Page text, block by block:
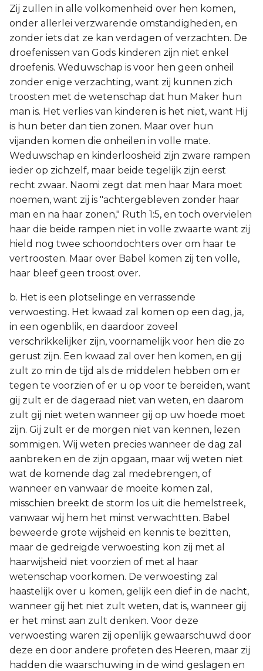
Zij zullen in alle volkomenheid over hen komen,
onder allerlei verzwarende omstandigheden, en
zonder iets dat ze kan verdagen of verzachten. De
droefenissen van Gods kinderen zijn niet enkel
droefenis. Weduwschap is voor hen geen onheil
zonder enige verzachting, want zij kunnen zich
troosten met de wetenschap dat hun Maker hun
man is. Het verlies van kinderen is het niet, want Hij
is hun beter dan tien zonen. Maar over hun
vijanden komen die onheilen in volle mate.
Weduwschap en kinderloosheid zijn zware rampen
ieder op zichzelf, maar beide tegelijk zijn eerst
recht zwaar. Naomi zegt dat men haar Mara moet
noemen, want zij is "achtergebleven zonder haar
man en na haar zonen," Ruth 1:5, en toch overvielen
haar die beide rampen niet in volle zwaarte want zij
hield nog twee schoondochters over om haar te
vertroosten. Maar over Babel komen zij ten volle,
haar bleef geen troost over.
b. Het is een plotselinge en verrassende
verwoesting. Het kwaad zal komen op een dag, ja,
in een ogenblik, en daardoor zoveel
verschrikkelijker zijn, voornamelijk voor hen die zo
gerust zijn. Een kwaad zal over hen komen, en gij
zult zo min de tijd als de middelen hebben om er
tegen te voorzien of er u op voor te bereiden, want
gij zult er de dageraad niet van weten, en daarom
zult gij niet weten wanneer gij op uw hoede moet
zijn. Gij zult er de morgen niet van kennen, lezen
sommigen. Wij weten precies wanneer de dag zal
aanbreken en de zijn opgaan, maar wij weten niet
wat de komende dag zal medebrengen, of
wanneer en vanwaar de moeite komen zal,
misschien breekt de storm los uit die hemelstreek,
vanwaar wij hem het minst verwachtten. Babel
beweerde grote wijsheid en kennis te bezitten,
maar de gedreigde verwoesting kon zij met al
haarwijsheid niet voorzien of met al haar
wetenschap voorkomen. De verwoesting zal
haastelijk over u komen, gelijk een dief in de nacht,
wanneer gij het niet zult weten, dat is, wanneer gij
er het minst aan zult denken. Voor deze
verwoesting waren zij openlijk gewaarschuwd door
deze en door andere profeten des Heeren, maar zij
hadden die waarschuwing in de wind geslagen en